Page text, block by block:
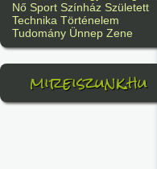
Nő Sport Színház Született
Technika Történelem
Tudomány Ünnep Zene
mireiszunk.hu